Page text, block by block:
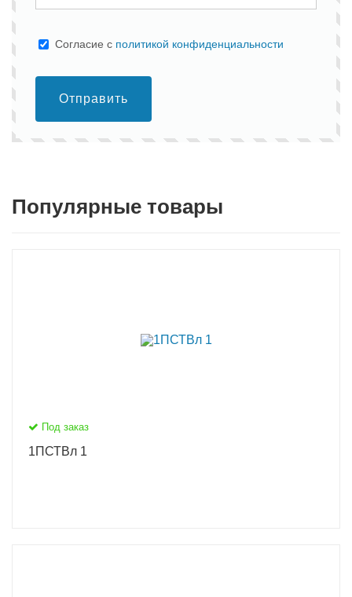
Cогласие с политикой конфиденциальности
Отправить
Популярные товары
Под заказ
1ПСТВл 1